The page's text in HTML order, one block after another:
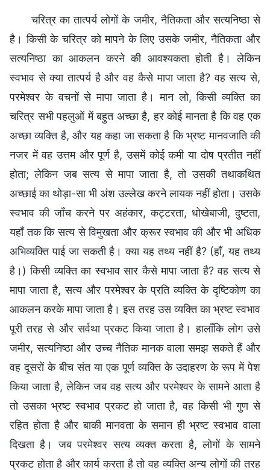
चरित्र का तात्पर्य लोगों के जमीर, नैतिकता और सत्यनिष्ठा से
है। किसी के चरित्र को मापने के लिए उसके जमीर, नैतिकता और
सत्यनिष्ठा का आकलन करने की आवश्यकता होती है। लेकिन
स्वभाव से क्या तात्पर्य है और वह कैसे मापा जाता है? वह सत्य से,
परमेश्वर के वचनों से मापा जाता है। मान लो, किसी व्यक्ति का
चरित्र सभी पहलुओं में बहुत अच्छा है, हर कोई मानता है कि वह एक
अच्छा व्यक्ति है, और यह कहा जा सकता है कि भ्रष्ट मानवजाति की
नजर में वह उत्तम और पूर्ण है, उसमें कोई कमी या दोष प्रतीत नहीं
होता; लेकिन जब सत्य से मापा जाता है, तो उसकी तथाकथित
अच्छाई का थोड़ा-सा भी अंश उल्लेख करने लायक नहीं होता। उसके
स्वभाव की जाँच करने पर अहंकार, कट्टरता, धोखेबाजी, दुष्टता,
यहाँ तक कि सत्य से विमुखता और क्रूर स्वभाव की और भी अधिक
अभिव्यक्ति पाई जा सकती है। क्या यह तथ्य नहीं है? (हाँ, यह तथ्य
है।) किसी व्यक्ति का स्वभाव सार कैसे मापा जाता है? वह सत्य से
मापा जाता है, सत्य और परमेश्वर के प्रति व्यक्ति के दृष्टिकोण का
आकलन करके मापा जाता है। इस तरह उस व्यक्ति का भ्रष्ट स्वभाव
पूरी तरह से और सर्वथा प्रकट किया जाता है। हालाँकि लोग उसे
जमीर, सत्यनिष्ठा और उच्च नैतिक मानक वाला समझ सकते हैं और
वह दूसरों के बीच संत या एक पूर्ण व्यक्ति के उदाहरण के रूप में पेश
किया जाता है, लेकिन जब वह सत्य और परमेश्वर के सामने आता है
तो उसका भ्रष्ट स्वभाव प्रकट हो जाता है, वह किसी भी गुण से
रहित होता है और बाकी मानवता के समान ही भ्रष्ट स्वभाव वाला
दिखता है। जब परमेश्वर सत्य व्यक्त करता है, लोगों के सामने
प्रकट होता है और कार्य करता है तो वह व्यक्ति अन्य लोगों की तरह